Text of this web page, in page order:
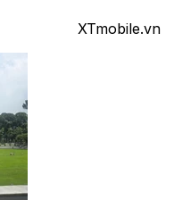
XTmobile.vn